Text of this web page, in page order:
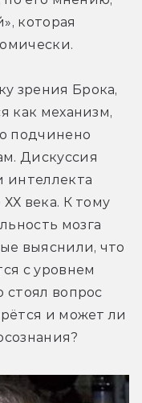
которая
зрения Брока,
как механизм,
подчинено
Дискуссия
интеллекта
века. К тому
мозга
выяснили, что
с уровнем
стоял вопрос
и может ли